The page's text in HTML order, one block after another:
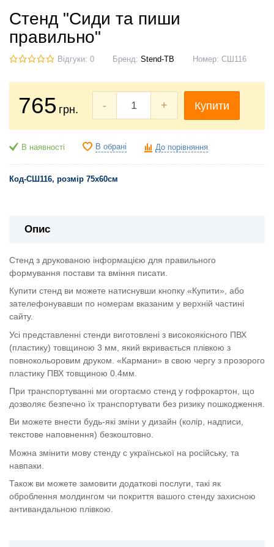
Стенд "Сиди та пиши
правильно"
Відгуки: 0 Бренд: Stend-TB Номер: СШ116
765 грн. - + Купити
В наявності В обрані До порівняння
Код-СШ116, розмір 75х60см
Опис
Стенд з друкованою інформацією для правильного
формування постави та вміння писати.
Купити стенд ви можете натиснувши кнопку «Купити», або
зателефонувавши по номерам вказаним у верхній частині
сайту.
Усі представленні стенди виготовлені з високоякісного ПВХ
(пластику) товщиною 3 мм, який вкривається плівкою з
повнокольоровим друком. «Кармани» в свою чергу з прозорого
пластику ПВХ товщиною 0.4мм.
При транспортуванні ми огортаємо стенд у гофрокартон, що
дозволяє безпечно їх транспортувати без ризику пошкодження.
Ви можете внести будь-які зміни у дизайн (колір, надписи,
текстове наповнення) безкоштовно.
Можна змінити мову стенду с української на російську, та
навпаки.
Також ви можете замовити додаткові послуги, такі як
оброблення молдингом чи покриття вашого стенду захисною
антивандальною плівкою.